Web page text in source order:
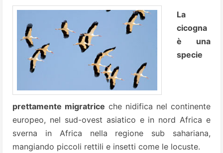
La
cicogna
è una
specie
prettamente migratrice che nidifica nel continente
europeo, nel sud-ovest asiatico e in nord Africa e
sverna in Africa nella regione sub sahariana,
mangiando piccoli rettili e insetti come le locuste.